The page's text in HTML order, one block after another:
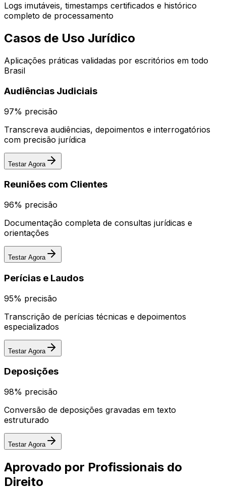
Logs imutáveis, timestamps certificados e histórico
completo de processamento
Casos de Uso Jurídico
Aplicações práticas validadas por escritórios em todo
Brasil
Audiências Judiciais
97% precisão
Transcreva audiências, depoimentos e interrogatórios
com precisão jurídica
Testar Agora
Reuniões com Clientes
96% precisão
Documentação completa de consultas jurídicas e
orientações
Testar Agora
Perícias e Laudos
95% precisão
Transcrição de perícias técnicas e depoimentos
especializados
Testar Agora
Deposições
98% precisão
Conversão de deposições gravadas em texto
estruturado
Testar Agora
Aprovado por Profissionais do
Direito